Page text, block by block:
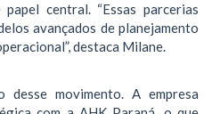
central. “Essas parcerias
avançados de planejamento
destaca Milane.
movimento. A empresa